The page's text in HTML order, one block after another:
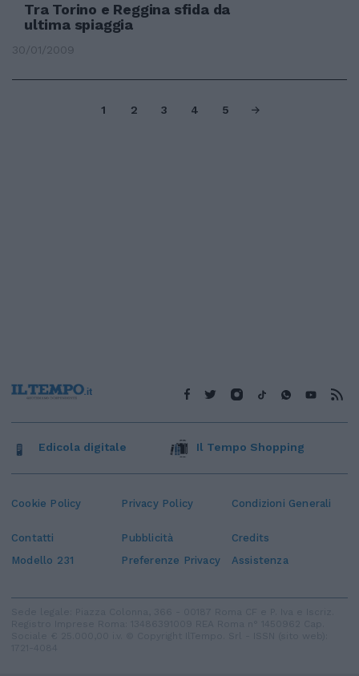
Tra Torino e Reggina sfida da
ultima spiaggia
30/01/2009
1 2 3 4 5
Cookie Policy Privacy Policy Condizioni Generali
Contatti Pubblicità
Credits
Modello 231
Preferenze Privacy Assistenza
Edicola digitale Il Tempo Shopping